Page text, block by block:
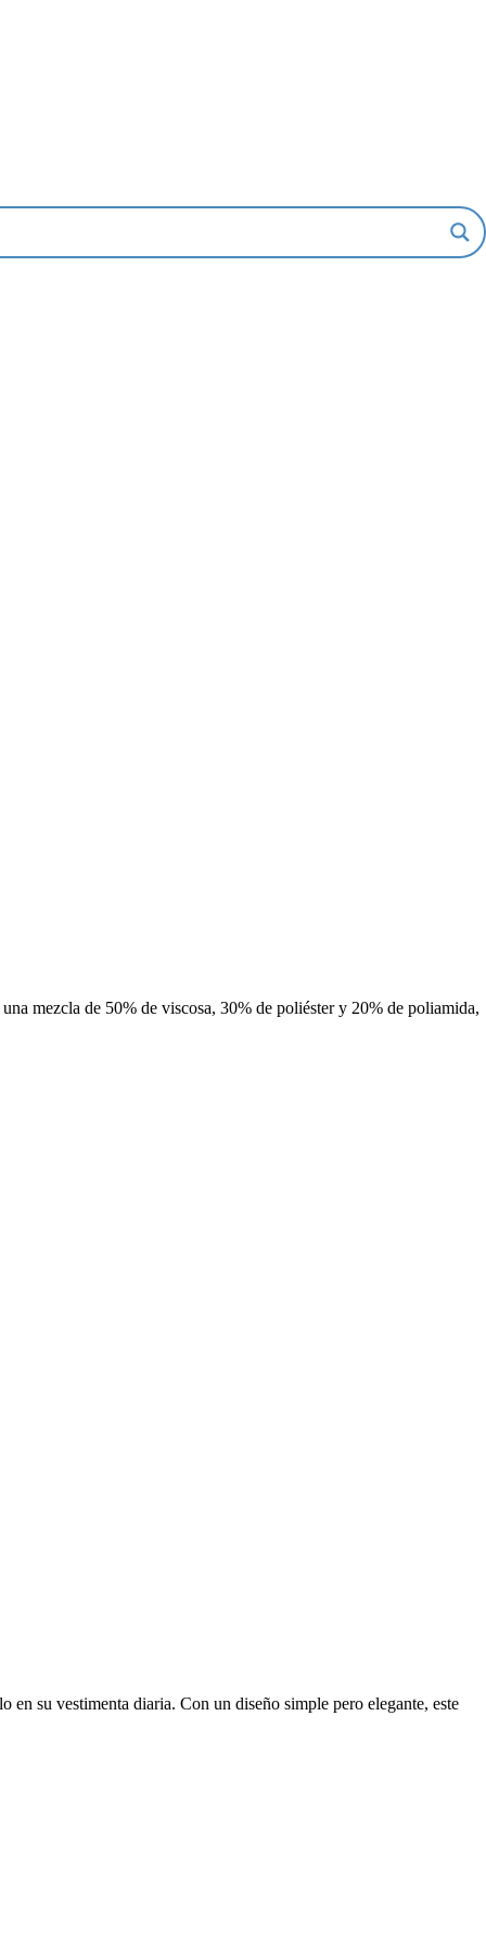
mezcla de 50% de viscosa, 30% de poliéster y 20% de poliamida,
su vestimenta diaria. Con un diseño simple pero elegante, este